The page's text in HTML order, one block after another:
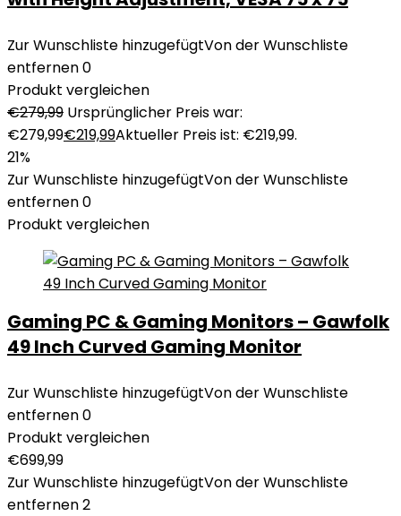
Zur Wunschliste hinzugefügtVon der Wunschliste
entfernen0
Produkt vergleichen
€279,99 Ursprünglicher Preis war:
€279,99€219,99Aktueller Preis ist: €219,99.
21%
Zur Wunschliste hinzugefügtVon der Wunschliste
entfernen0
Produkt vergleichen
Gaming PC & Gaming Monitors – Gawfolk
49 Inch Curved Gaming Monitor
Zur Wunschliste hinzugefügtVon der Wunschliste
entfernen0
Produkt vergleichen
€699,99
Zur Wunschliste hinzugefügtVon der Wunschliste
entfernen2